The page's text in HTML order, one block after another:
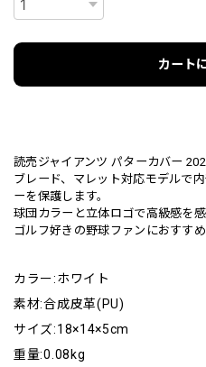
カート
読売ジャイアンツ パターカバー
ブレード、マレット対応モデルで
ーを保護します。
球団カラーと立体ロゴで高級感を
ゴルフ好きの野球ファンにおすすめ
カラー:ホワイト
素材:合成皮革(PU)
サイズ:18×14×5cm
重量:0.08kg